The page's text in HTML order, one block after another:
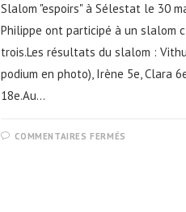
Slalom "espoirs" à Sélestat le 30
Philippe ont participé à un slalom
trois.Les résultats du slalom :
podium en photo), Irène 5e, Clara
18e.Au…
COMMENTAIRES FERMÉS